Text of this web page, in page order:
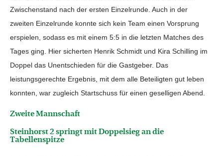
Zwischenstand nach der ersten Einzelrunde. Auch in der
zweiten Einzelrunde konnte sich kein Team einen Vorsprung
erspielen, sodass es mit einem 5:5 in die letzten Matches des
Tages ging. Hier sicherten Henrik Schmidt und Kira Schilling im
Doppel das Unentschieden für die Gastgeber. Das
leistungsgerechte Ergebnis, mit dem alle Beteiligten gut leben
konnten, war zugleich Startschuss für einen geselligen Abend.
Zweite Mannschaft
Steinhorst 2 springt mit Doppelsieg an die
Tabellenspitze